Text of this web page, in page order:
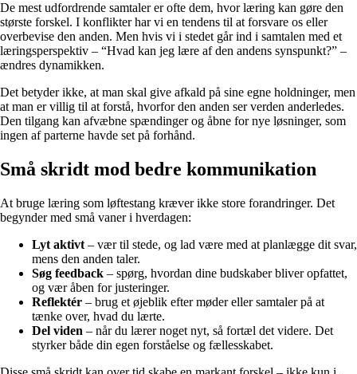
De mest udfordrende samtaler er ofte dem, hvor læring kan gøre den
største forskel. I konflikter har vi en tendens til at forsvare os eller
overbevise den anden. Men hvis vi i stedet går ind i samtalen med et
læringsperspektiv – “Hvad kan jeg lære af den andens synspunkt?” –
ændres dynamikken.
Det betyder ikke, at man skal give afkald på sine egne holdninger, men
at man er villig til at forstå, hvorfor den anden ser verden anderledes.
Den tilgang kan afvæbne spændinger og åbne for nye løsninger, som
ingen af parterne havde set på forhånd.
Små skridt mod bedre kommunikation
At bruge læring som løftestang kræver ikke store forandringer. Det
begynder med små vaner i hverdagen:
Lyt aktivt – vær til stede, og lad være med at planlægge dit svar,
mens den anden taler.
Søg feedback – spørg, hvordan dine budskaber bliver opfattet,
og vær åben for justeringer.
Reflektér – brug et øjeblik efter møder eller samtaler på at
tænke over, hvad du lærte.
Del viden – når du lærer noget nyt, så fortæl det videre. Det
styrker både din egen forståelse og fællesskabet.